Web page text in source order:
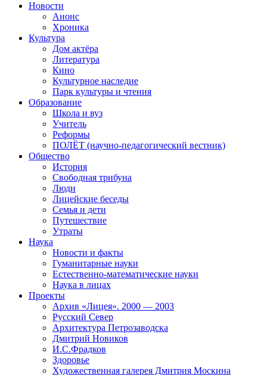
Новости
Анонс
Хроника
Культура
Дом актёра
Литература
Кино
Культурное наследие
Парк культуры и чтения
Образование
Школа и вуз
Учитель
Реформы
ПОЛЁТ (научно-педагогический вестник)
Общество
История
Свободная трибуна
Люди
Лицейские беседы
Семья и дети
Путешествие
Утраты
Наука
Новости и факты
Гуманитарные науки
Естественно-математические науки
Наука в лицах
Проекты
Архив «Лицея». 2000 — 2003
Русский Север
Архитектура Петрозаводска
Дмитрий Новиков
И.С.Фрадков
Здоровье
Художественная галерея Дмитрия Москина